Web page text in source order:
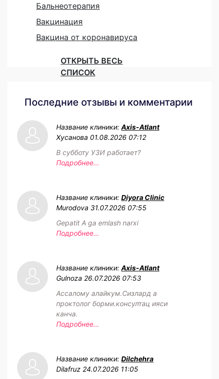
Бальнеотерапия
Вакцинация
Вакцина от коронавируса
ОТКРЫТЬ ВЕСЬ
СПИСОК
Последние отзывы и комментарии
Название клиники: Axis-Atlant
Хусанова 01.08.2026 07:12
В субботу УЗИ работает?
Подробнее...
Название клиники: Diyora Clinic
Murodova 31.07.2026 07:55
Gepatit A ga emlash narxi
Подробнее...
Название клиники: Axis-Atlant
Gulnoza 26.07.2026 07:53
Ассалому алайкум.Сизлард а
проктолог борми.консултац ияси
канча.
Подробнее...
Название клиники: Dilchehra
Dilafruz 24.07.2026 11:05